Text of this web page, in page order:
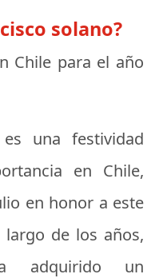
solano?
Chile para el año
es una festividad
en Chile,
en honor a este
de los años,
adquirido un